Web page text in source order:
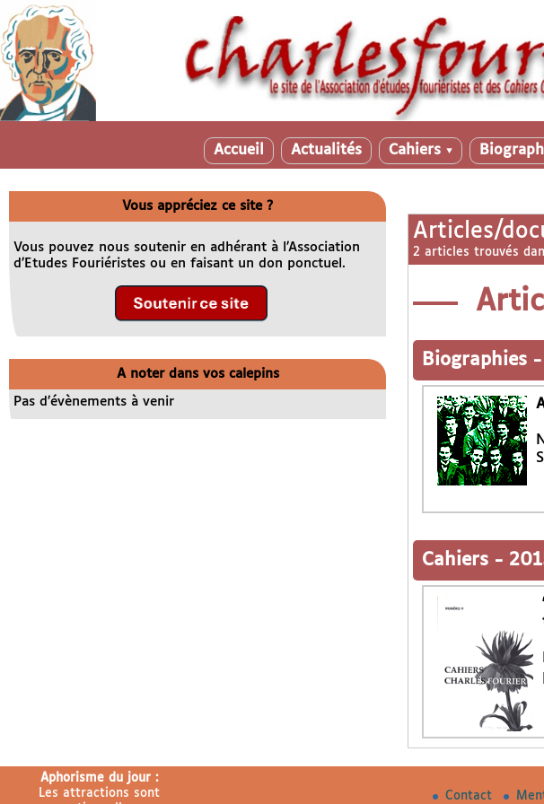
Accueil Actualités Cahiers ▼
Articles/
2 articles trouvés
Biographies -
Cahiers -
Vous appréciez ce site ?
Vous pouvez nous soutenir en adhérant à l’Association
d’Etudes Fouriéristes ou en faisant un don ponctuel.
A noter dans vos calepins
Pas d’évènements à venir
Aphorisme du jour :
Les attractions sont
Contact